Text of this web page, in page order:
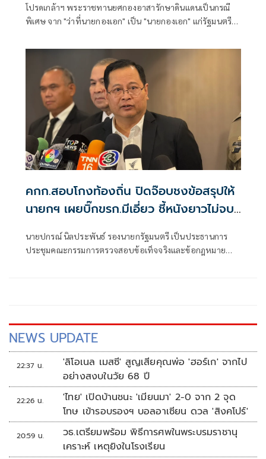
โปรดเกล้าฯ พระราชทานยศกองอาสารักษาดินแดนเป็นกรณี
พิเศษ จาก "ว่าที่นายกองเอก" เป็น "นายกองเอก" แก่รัฐมนตรี
คกก.สอบโกงท้องถิ่น ปิดจ๊อบชงข้อสรุปให้
นายกฯ เผยบิ๊กขรก.มีเอี่ยว ชี้หนังยาวไม่จบ
นายปกรณ์ นิลประพันธ์ รองนายกรัฐมนตรี เป็นประธานการ
ประชุมคณะกรรมการตรวจสอบข้อเท็จจริงและข้อกฎหมาย
NEWS UPDATE
22:37 น.
'ลิโอเนล เมสซี' สูญเสียคุณพ่อ 'ฮอร์เก' จากไป
อย่างสงบในวัย 68 ปี
22:26 น.
'ไทย' เปิดบ้านชนะ 'เมียนมา' 2-0 จาก 2 จุด
โทษ เข้ารอบรองฯ บอลอาเซียน ดวล 'สิงคโปร์'
20:59 น.
วธ.เตรียมพร้อม พิธีการศพในพระบรมราชานุ
เคราะห์ เหตุยิงในโรงเรียน